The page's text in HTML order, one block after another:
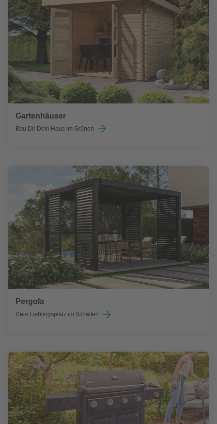
Gartenhäuser
Bau Dir Dein Haus im Grünen
Pergola
Dein Lieblingsplatz im Schatten